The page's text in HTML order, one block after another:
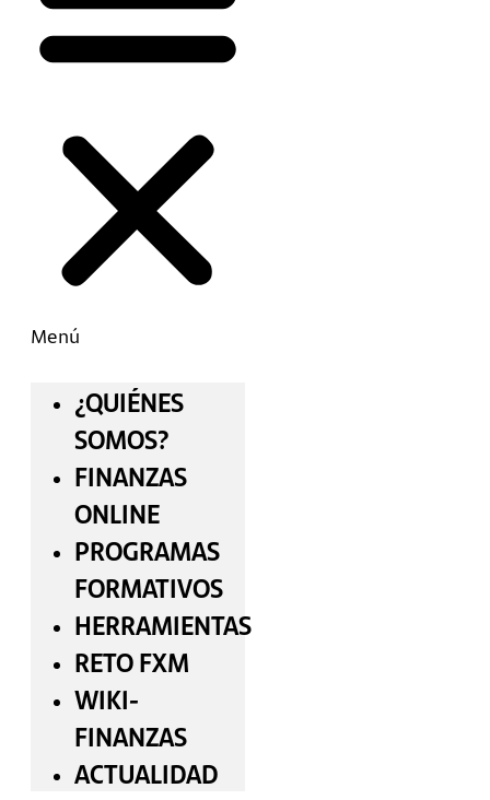
Menú
¿QUIÉNES
SOMOS?
FINANZAS
ONLINE
PROGRAMAS
FORMATIVOS
HERRAMIENTAS
RETO FXM
WIKI-
FINANZAS
ACTUALIDAD